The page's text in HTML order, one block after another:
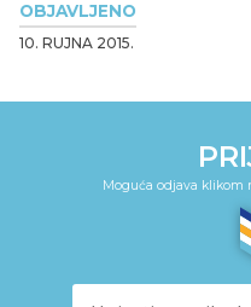
OBJAVLJENO
10. RUJNA 2015.
Moguća odjava klikom